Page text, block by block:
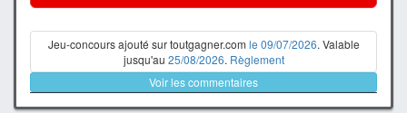
Jeu-concours ajouté sur toutgagner.com le 09/07/2026. Valable
jusqu'au 25/08/2026. Règlement
Voir les commentaires